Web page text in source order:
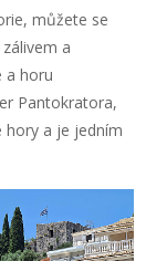
můžete se
a
a horu
Pantokratora,
hory a je jedním